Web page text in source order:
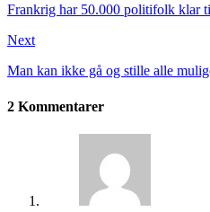
Frankrig har 50.000 politifolk klar
Next
Man kan ikke gå og stille alle
2 Kommentarer